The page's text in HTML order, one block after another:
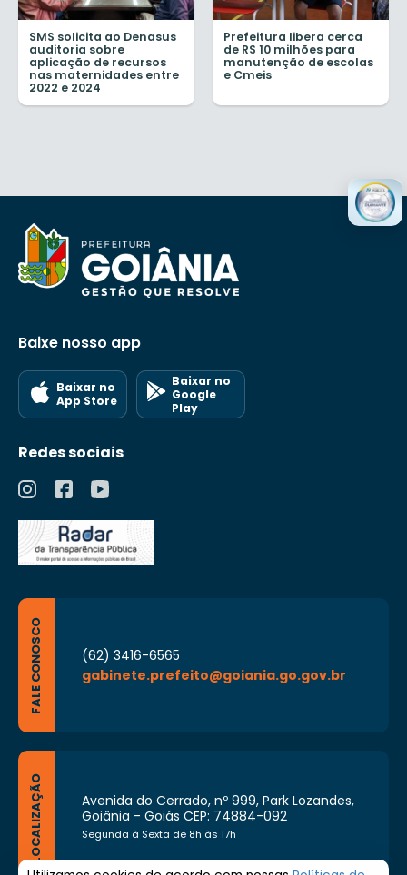
SMS solicita ao Denasus
auditoria sobre
aplicação de recursos
nas maternidades entre
2022 e 2024
Prefeitura libera cerca
de R$ 10 milhões para
manutenção de escolas
e Cmeis
Baixe nosso app
Baixar no
App Store
Baixar no
Google
Play
Redes sociais
FALE CONOSCO
(62) 3416-6565
gabinete.prefeito@goiania.go.gov.br
LOCALIZAÇÃO
Avenida do Cerrado, nº 999, Park Lozandes,
Goiânia - Goiás CEP: 74884-092
Segunda à Sexta de 8h às 17h